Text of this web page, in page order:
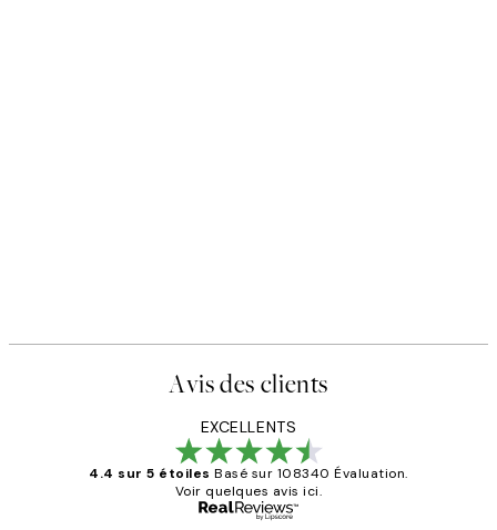
Avis des clients
EXCELLENTS
4.4 sur 5 étoiles Basé sur 108340 Évaluation.
Voir quelques avis ici.